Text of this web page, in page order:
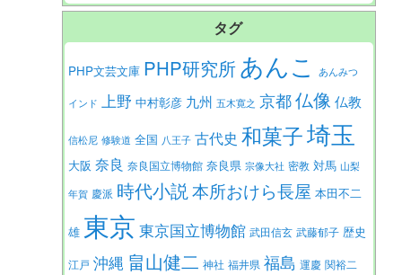
タグ
PHP文芸文庫 PHP研究所あんこ あんみつ
インド 上野 中村彰彦 九州 五木寛之 京都仏像 仏教
信松尼 修験道 全国 八王子 古代史 和菓子埼玉
大阪 奈良 奈良国立博物館 奈良県 宗像大社 密教 対馬 山梨
年賀 慶派 時代小説本所おけら長屋 本田不二
雄 東京 東京国立博物館 武田信玄 武藤郁子 歴史
江戸 沖縄 畠山健二 神社 福井県 福島 運慶 関裕二